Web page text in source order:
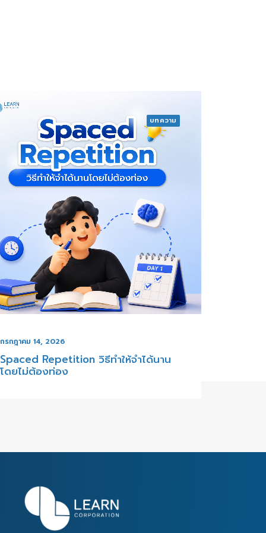
บทความ
ำได้นาน Productivity พุ่งกระฉูด! แค่ทำงานแ